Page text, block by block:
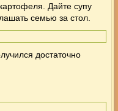
Дайте супу
семью за стол.
достаточно